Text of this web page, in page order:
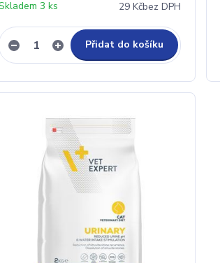
29 Kčbez DPH
3 ks
Přidat do košíku